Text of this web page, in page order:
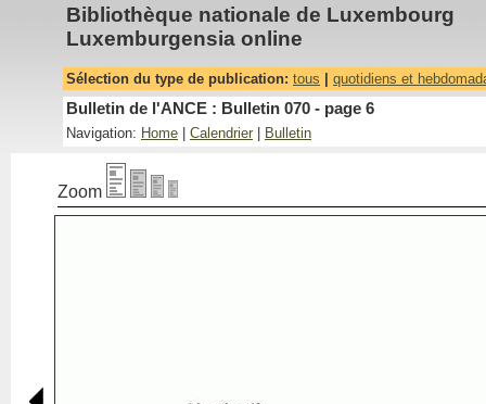
Bibliothèque nationale de Luxembourg
Luxemburgensia online
Sélection du type de publication: tous quotidiens et
Bulletin de l'ANCE : Bulletin 070 - page 6
Navigation: Home Calendrier Bulletin
Zoom